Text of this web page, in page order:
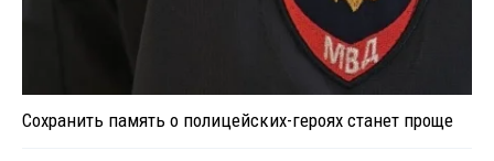
Сохранить память о полицейских-героях станет проще